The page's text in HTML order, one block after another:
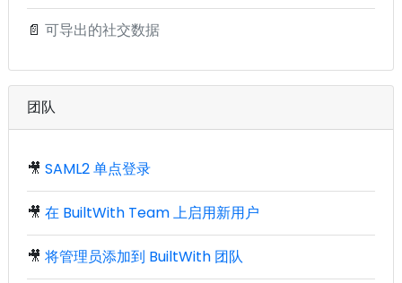
📄 可导出的社交数据
团队
🎥 SAML2 单点登录
🎥 在 BuiltWith Team 上启用新用户
🎥 将管理员添加到 BuiltWith 团队